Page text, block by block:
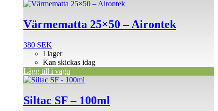
Värmematta 25×50 – Airontek
380 SEK
I lager
Kan skickas idag
Lägg till i vagn
Siltac SF – 100ml